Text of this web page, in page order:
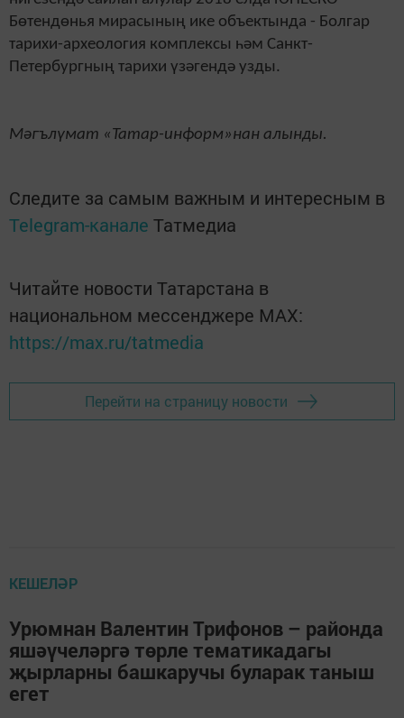
Бөтендөнья мирасының ике объектында - Болгар
тарихи-археология комплексы һәм Санкт-
Петербургның тарихи үзәгендә узды.
Мәгълүмат «Татар-информ»нан алынды.
Следите за самым важным и интересным в
Telegram-канале Татмедиа
Читайте новости Татарстана в
национальном мессенджере MАХ:
https://max.ru/tatmedia
Перейти на страницу новости
КЕШЕЛӘР
Урюмнан Валентин Трифонов – районда
яшәүчеләргә төрле тематикадагы
җырларны башкаручы буларак таныш
егет